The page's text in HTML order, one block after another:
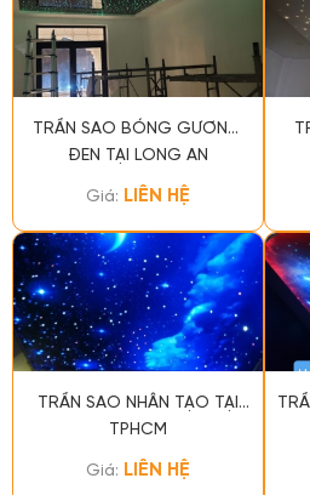
TRẦN SAO BÓNG GƯƠNG
ĐEN TẠI LONG AN
Giá: LIÊN HỆ
TRẦN SAO NHÂN TẠO TẠI
TPHCM
Giá: LIÊN HỆ